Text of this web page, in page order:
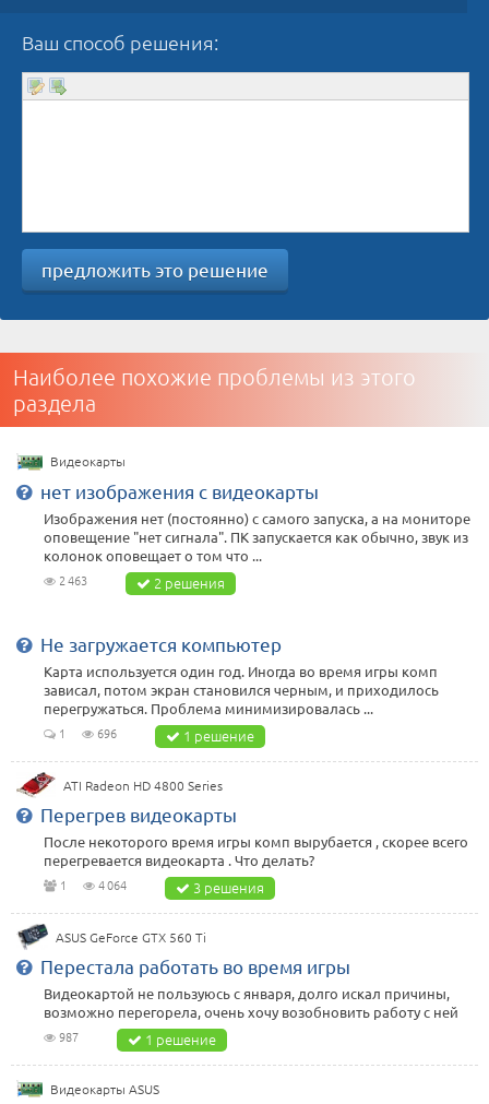
Ваш способ решения:
предложить это решение
Наиболее похожие проблемы из этого
раздела
Видеокарты
нет изображения с видеокарты
Изображения нет (постоянно) с самого запуска, а на мониторе
оповещение "нет сигнала". ПК запускается как обычно, звук из
колонок оповещает о том что ...
2 463 2 решения
Не загружается компьютер
Карта используется один год. Иногда во время игры комп
зависал, потом экран становился черным, и приходилось
перегружаться. Проблема минимизировалась ...
1 696 1 решение
ATI Radeon HD 4800 Series
Перегрев видеокарты
После некоторого время игры комп вырубается , скорее всего
перегревается видеокарта . Что делать?
1 4 064 3 решения
ASUS GeForce GTX 560 Ti
Перестала работать во время игры
Видеокартой не пользуюсь с января, долго искал причины,
возможно перегорела, очень хочу возобновить работу с ней
987 1 решение
Видеокарты ASUS